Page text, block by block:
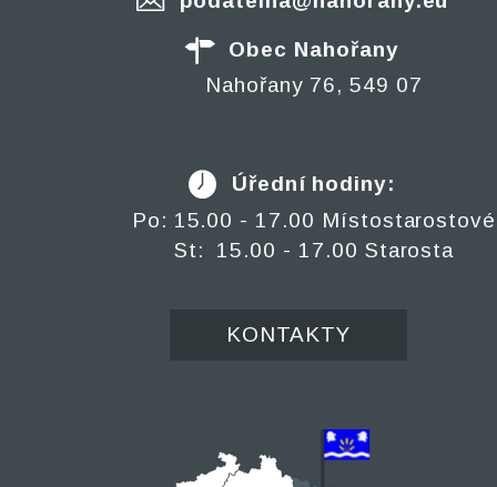
Obec Nahořany
Nahořany 76, 549 07
Úřední hodiny:
Po: 15.00 - 17.00 Místostarostové
St: 15.00 - 17.00 Starosta
KONTAKTY